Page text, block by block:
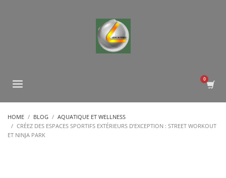
HOME BLOG
AQUATIQUE ET WELLNESS
CRÉEZ DES ESPACES SPORTIFS EXTÉRIEURS D’EXCEPTION : STREET WORKOUT
ET NINJA PARK